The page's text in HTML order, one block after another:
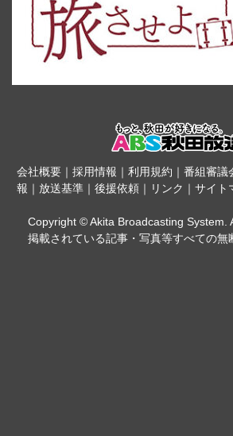
会社概要｜ 採用情報 ｜ 利用規約 ｜ 番組審議
報 ｜ 放送基準 ｜ 後援依頼 ｜ リンク ｜ サイト
Copyright © Akita Broadcasting System.
掲載されている記事・写真等すべての無